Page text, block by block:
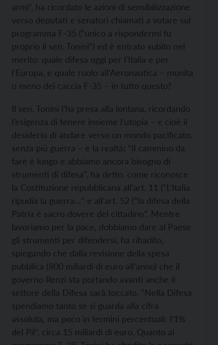
armi”, ha ricordato le azioni di sensibilizzazione
verso deputati e senatori chiamati a votare sul
programma F-35 (“unico a rispondermi fu
proprio il sen. Tonini”) ed è entrato subito nel
merito: quale difesa oggi per l'Italia e per
l'Europa, e quale ruolo all'Aeronautica – munita
o meno dei caccia F-35 – in tutto questo?
Il sen. Tonini l’ha presa alla lontana, ricordando
l’esigenza di tenere insieme l’utopia – e cioè il
desiderio di andare verso un mondo pacificato,
senza più guerra – e la realtà: “Il cammino da
fare è lungo e abbiamo ancora bisogno di
strumenti di difesa”, ha detto, come riconosce
la Costituzione repubblicana all’art. 11 (“L’Italia
ripudia la guerra…” e all’art. 52 (“la difesa della
Patria è sacro dovere del cittadino”. Mentre
lavoriamo per la pace, dobbiamo dare al Paese
gli strumenti per difendersi, ha ribadito,
spiegando che dalla revisione della spesa
pubblica (800 miliardi di euro all’anno) che il
governo Renzi sta portando avanti anche il
settore della Difesa sarà toccato. “Nella Difesa
spendiamo tanto se si guarda alla cifra
assoluta, ma poco in termini percentuali: l’1%
del Pil”, circa 15 miliardi di euro. Quanto al